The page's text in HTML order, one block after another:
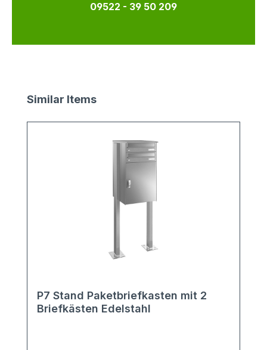
09522 - 39 50 209
Produktgalerie überspringen
Similar Items
P7 Stand Paketbriefkasten mit 2
Briefkästen Edelstahl